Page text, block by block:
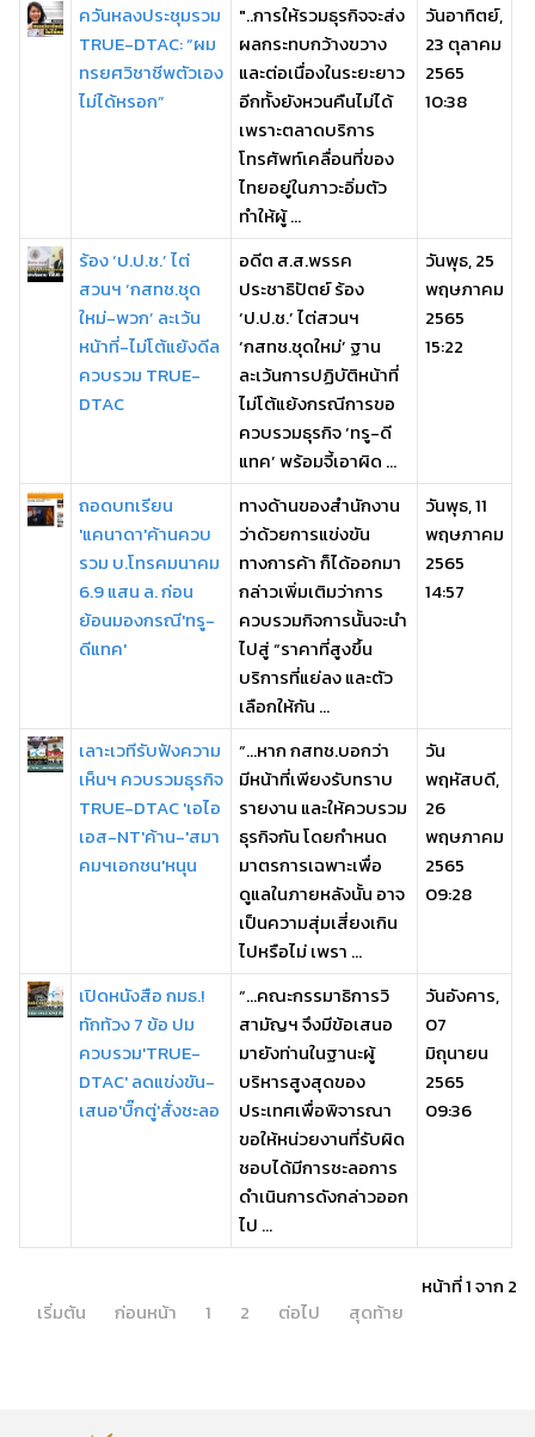
ควันหลงประชุมรวม
TRUE-DTAC: “ผม
ทรยศวิชาชีพตัวเอง
ไม่ได้หรอก”
"..การให้รวมธุรกิจจะส่ง
ผลกระทบกว้างขวาง
และต่อเนื่องในระยะยาว
อีกทั้งยังหวนคืนไม่ได้
เพราะตลาดบริการ
โทรศัพท์เคลื่อนที่ของ
ไทยอยู่ในภาวะอิ่มตัว
ทำให้ผู้ ...
วันอาทิตย์,
23 ตุลาคม
2565
10:38
ร้อง ‘ป.ป.ช.’ ไต่
สวนฯ ‘กสทช.ชุด
ใหม่-พวก’ ละเว้น
หน้าที่-ไม่โต้แย้งดีล
ควบรวม TRUE-
DTAC
อดีต ส.ส.พรรค
ประชาธิปัตย์ ร้อง
‘ป.ป.ช.’ ไต่สวนฯ
‘กสทช.ชุดใหม่’ ฐาน
ละเว้นการปฏิบัติหน้าที่
ไม่โต้แย้งกรณีการขอ
ควบรวมธุรกิจ ‘ทรู-ดี
แทค’ พร้อมจี้เอาผิด ...
วันพุธ, 25
พฤษภาคม
2565
15:22
ถอดบทเรียน
'แคนาดา'ค้านควบ
รวม บ.โทรคมนาคม
6.9 แสน ล. ก่อน
ย้อนมองกรณี'ทรู-
ดีแทค'
ทางด้านของสำนักงาน
ว่าด้วยการแข่งขัน
ทางการค้า ก็ได้ออกมา
กล่าวเพิ่มเติมว่าการ
ควบรวมกิจการนั้นจะนำ
ไปสู่ “ราคาที่สูงขึ้น
บริการที่แย่ลง และตัว
เลือกให้กัน ...
วันพุธ, 11
พฤษภาคม
2565
14:57
เลาะเวทีรับฟังความ
เห็นฯ ควบรวมธุรกิจ
TRUE-DTAC 'เอไอ
เอส-NT'ค้าน-'สมา
คมฯเอกชน'หนุน
“…หาก กสทช.บอกว่า
มีหน้าที่เพียงรับทราบ
รายงาน และให้ควบรวม
ธุรกิจกัน โดยกำหนด
มาตรการเฉพาะเพื่อ
ดูแลในภายหลังนั้น อาจ
เป็นความสุ่มเสี่ยงเกิน
ไปหรือไม่ เพรา ...
วัน
พฤหัสบดี,
26
พฤษภาคม
2565
09:28
เปิดหนังสือ กมธ.!
ทักท้วง 7 ข้อ ปม
ควบรวม'TRUE-
DTAC' ลดแข่งขัน-
เสนอ'บิ๊กตู่'สั่งชะลอ
“…คณะกรรมาธิการวิ
สามัญฯ จึงมีข้อเสนอ
มายังท่านในฐานะผู้
บริหารสูงสุดของ
ประเทศเพื่อพิจารณา
ขอให้หน่วยงานที่รับผิด
ชอบได้มีการชะลอการ
ดำเนินการดังกล่าวออก
ไป ...
วันอังคาร,
07
มิถุนายน
2565
09:36
หน้าที่ 1 จาก 2
เริ่มต้น
ก่อนหน้า 1 2 ต่อไป สุดท้าย